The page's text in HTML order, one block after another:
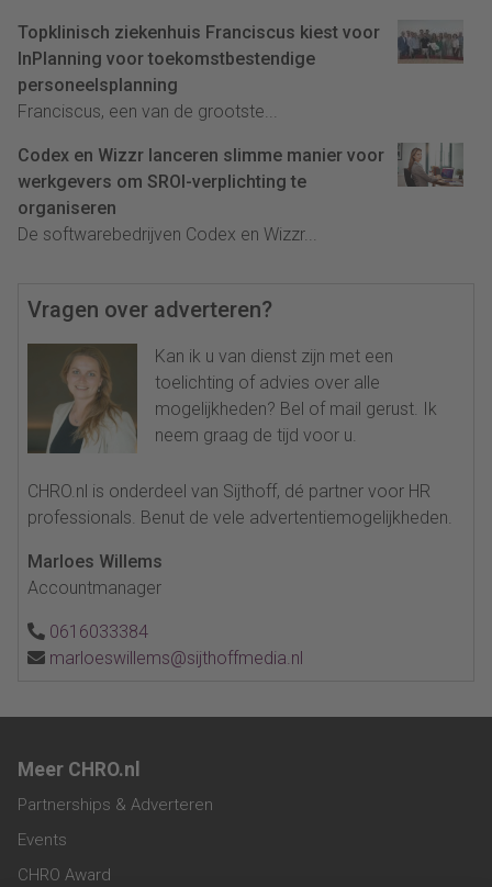
Topklinisch ziekenhuis Franciscus kiest voor
InPlanning voor toekomstbestendige
personeelsplanning
Franciscus, een van de grootste...
Codex en Wizzr lanceren slimme manier voor
werkgevers om SROI-verplichting te
organiseren
De softwarebedrijven Codex en Wizzr...
Vragen over adverteren?
Kan ik u van dienst zijn met een
toelichting of advies over alle
mogelijkheden? Bel of mail gerust. Ik
neem graag de tijd voor u.
CHRO.nl is onderdeel van Sijthoff, dé partner voor HR
professionals. Benut de vele advertentiemogelijkheden.
Marloes Willems
Accountmanager
0616033384
marloeswillems@sijthoffmedia.nl
Meer CHRO.nl
Partnerships & Adverteren
Events
CHRO Award